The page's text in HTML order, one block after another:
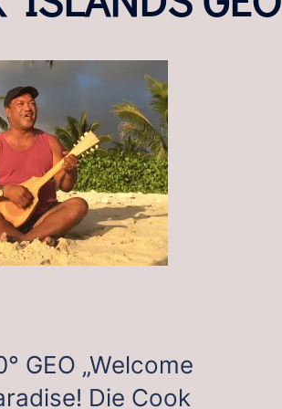
GEO „Welcome
Die Cook